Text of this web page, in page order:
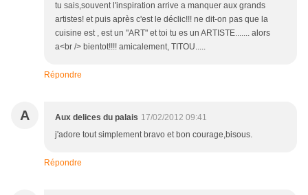
tu sais,souvent l'inspiration arrive a manquer aux grands
artistes! et puis après c'est le déclic!!! ne dit-on pas que la
cuisine est , est un "ART" et toi tu es un ARTISTE....... alors
a<br /> bientot!!!! amicalement, TITOU.....
Répondre
A Aux delices du palais 17/02/2012 09:41
j'adore tout simplement bravo et bon courage,bisous.
Répondre